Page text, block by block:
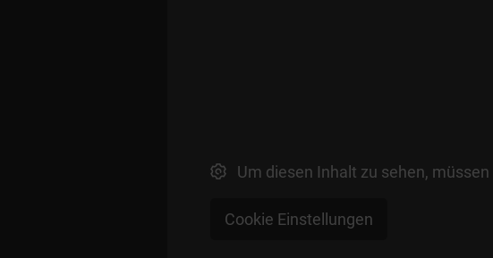
Um diesen Inhalt zu sehen,
Cookie Einstellungen